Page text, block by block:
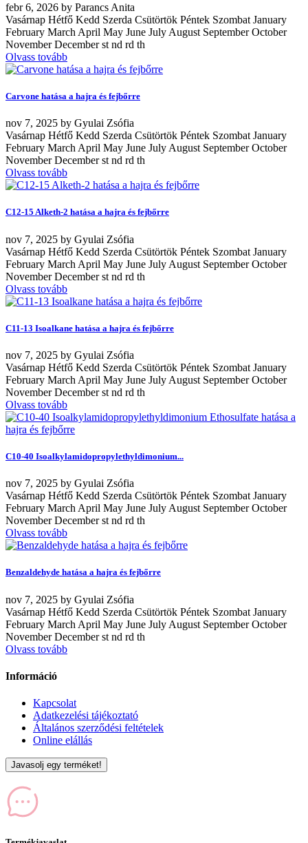
febr6, 2026 by Parancs Anita
Vasárnap Hétfő Kedd Szerda Csütörtök Péntek Szombat January
February March April May June July August September October
November December st nd rd th
Olvass tovább
Carvone hatása a hajra és fejbőrre
nov 7, 2025 by Gyulai Zsófia
Vasárnap Hétfő Kedd Szerda Csütörtök Péntek Szombat January
February March April May June July August September October
November December st nd rd th
Olvass tovább
C12-15 Alketh-2 hatása a hajra és fejbőrre
nov 7, 2025 by Gyulai Zsófia
Vasárnap Hétfő Kedd Szerda Csütörtök Péntek Szombat January
February March April May June July August September October
November December st nd rd th
Olvass tovább
C11-13 Isoalkane hatása a hajra és fejbőrre
nov 7, 2025 by Gyulai Zsófia
Vasárnap Hétfő Kedd Szerda Csütörtök Péntek Szombat January
February March April May June July August September October
November December st nd rd th
Olvass tovább
C10-40 Isoalkylamidopropylethyldimonium...
nov 7, 2025 by Gyulai Zsófia
Vasárnap Hétfő Kedd Szerda Csütörtök Péntek Szombat January
February March April May June July August September October
November December st nd rd th
Olvass tovább
Benzaldehyde hatása a hajra és fejbőrre
nov 7, 2025 by Gyulai Zsófia
Vasárnap Hétfő Kedd Szerda Csütörtök Péntek Szombat January
February March April May June July August September October
November December st nd rd th
Olvass tovább
Információ
Kapcsolat
Adatkezelési tájékoztató
Általános szerződési feltételek
Online elállás
Javasolj egy terméket!